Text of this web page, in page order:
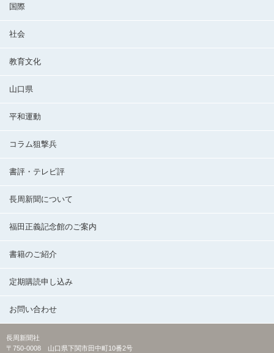
国際
社会
教育文化
山口県
平和運動
コラム狙撃兵
書評・テレビ評
長周新聞について
福田正義記念館のご案内
書籍のご紹介
定期購読申し込み
お問い合わせ
長周新聞社
〒750-0008 山口県下関市田中町10番2号